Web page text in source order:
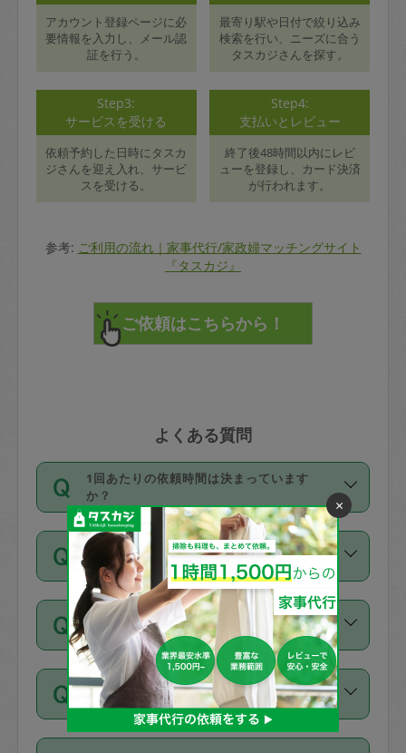
アカウント登録ページに必
要情報を入力し、メール認
証を行う。
最寄り駅や日付で絞り込み
検索を行い、ニーズに合う
タスカジさんを探す。
Step3:
サービスを受ける
依頼予約した日時にタスカ
ジさんを迎え入れ、サービ
スを受ける。
Step4:
支払いとレビュー
終了後48時間以内にレビ
ューを登録し、カード決済
が行われます。
参考: ご利用の流れ｜家事代行/家政婦マッチングサイト
『タスカジ』
よくある質問
1回あたりの依頼時間は決まっています
か？
依頼1回につき3時間固定です。3時間を
超えて依頼したい場合は、延長機能をご
利用ください。機能をご利用いただくに
は、タスカジさんに事前に相談し、合意
の上事前申請することが必要です。な
お、3時間を下回っても、値引き等はござ
いません。
価格はどうやって決まっていますか？
11種類の価格帯の中からタスカジさん自
身が価格を選んで設定しています。
タスカジさんの価格設定には最初は制限
があり、レビュー件数、レビューの平均
値、などで除々に設定可能な最高額が上
がっていく仕組みになっています。
支払い方法を教えてください
お支払方法はクレジットカード（Visa／
Master／JCB／AMERICAN EXPRESS／
Diners Club）のみとなります。
同じタスカジさんに定期的にお願いする場
合はお得になる？
依頼には「スポット」と「定期（毎週｜
×